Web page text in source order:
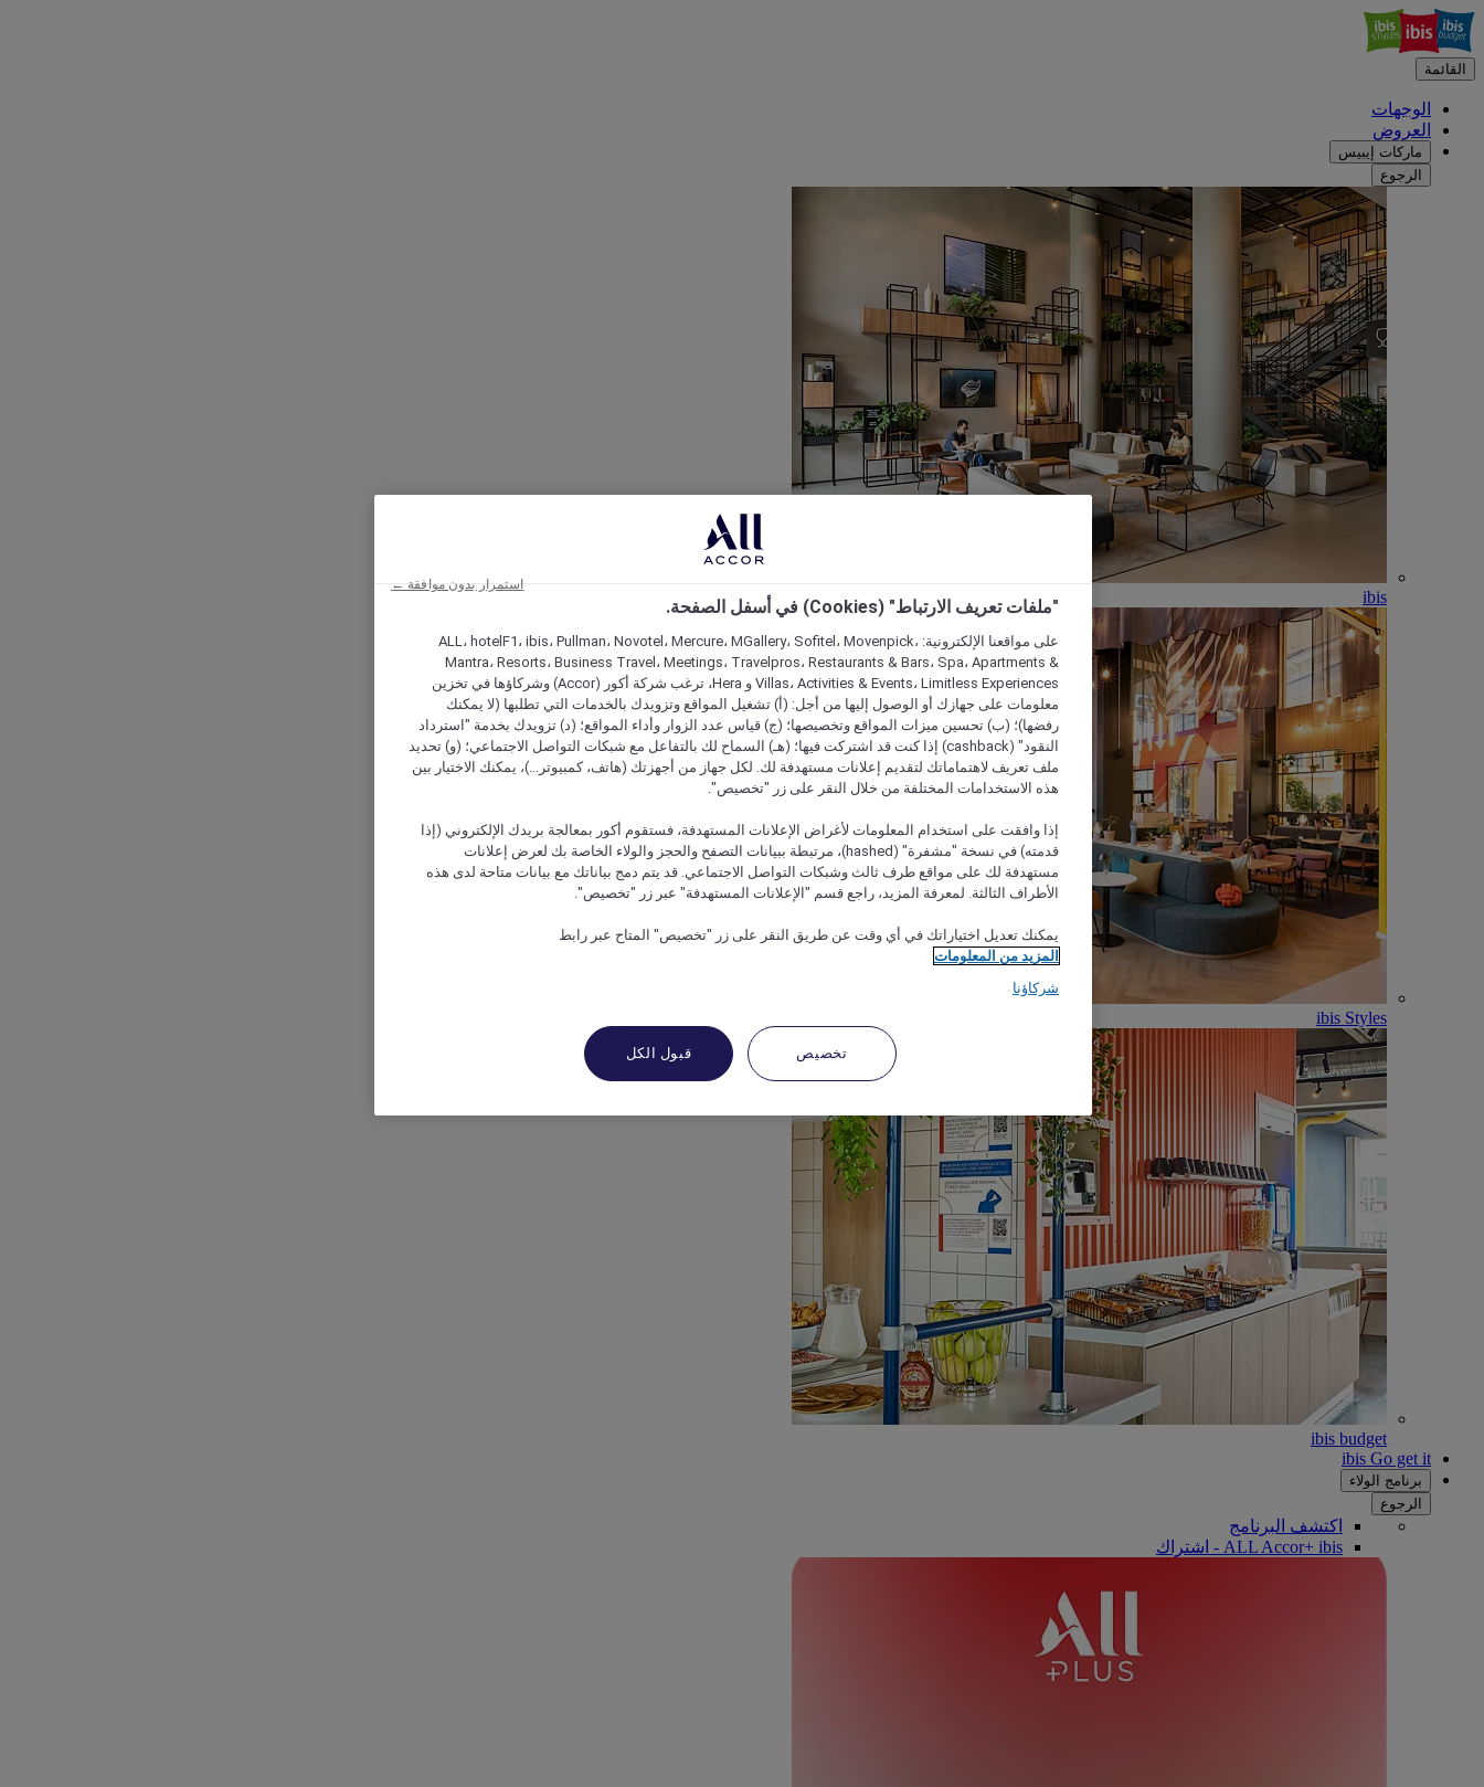
القائمة
الوجهات
العروض
ماركات إيبيس
الرجوع
ibis
ibis Styles
ibis budget
ibis Go get it
برنامج الولاء
الرجوع
اكتشف البرنامج
ALL Accor+ ibis - اشتراك
"ملفات تعريف الارتباط" (Cookies) في أسفل الصفحة.
على مواقعنا الإلكترونية: ALL، hotelF1، ibis، Pullman، Novotel، Mercure، MGallery، Sofitel، Movenpick،
Mantra، Resorts، Business Travel، Meetings، Travelpros، Restaurants & Bars، Spa، Apartments &
Villas، Activities & Events، Limitless Experiences و Hera، ترغب شركة أكور (Accor) وشركاؤها في تخزين
معلومات على جهازك أو الوصول إليها من أجل: (أ) تشغيل المواقع وتزويدك بالخدمات التي تطلبها (لا يمكنك
رفضها)؛ (ب) تحسين ميزات المواقع وتخصيصها؛ (ج) قياس عدد الزوار وأداء المواقع؛ (د) تزويدك بخدمة "استرداد
النقود" (cashback) إذا كنت قد اشتركت فيها؛ (هـ) السماح لك بالتفاعل مع شبكات التواصل الاجتماعي؛ (و) تحديد
ملف تعريف لاهتماماتك لتقديم إعلانات مستهدفة لك. لكل جهاز من أجهزتك (هاتف، كمبيوتر...)، يمكنك الاختيار بين
هذه الاستخدامات المختلفة من خلال النقر على زر "تخصيص".
إذا وافقت على استخدام المعلومات لأغراض الإعلانات المستهدفة، فستقوم أكور بمعالجة بريدك الإلكتروني (إذا
قدمته) في نسخة "مشفرة" (hashed)، مرتبطة ببيانات التصفح والحجز والولاء الخاصة بك لعرض إعلانات
مستهدفة لك على مواقع طرف ثالث وشبكات التواصل الاجتماعي. قد يتم دمج بياناتك مع بيانات متاحة لدى هذه
الأطراف الثالثة. لمعرفة المزيد، راجع قسم "الإعلانات المستهدفة" عبر زر "تخصيص".
يمكنك تعديل اختياراتك في أي وقت عن طريق النقر على زر "تخصيص" المتاح عبر رابط
المزيد من المعلومات
شركاؤنا
تخصيص قبول الكل
استمرار بدون موافقة ←